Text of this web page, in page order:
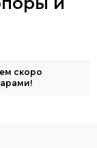
скоро